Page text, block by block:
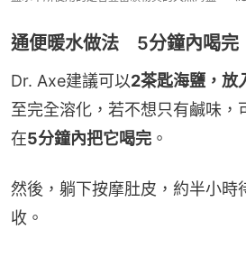
通便暖水做法 5分鐘內喝完
Dr. Axe建議可以2茶匙海鹽，放
至完全溶化，若不想只有鹹味，
在5分鐘內把它喝完 。
然後，躺下按摩肚皮，約半小時
收。